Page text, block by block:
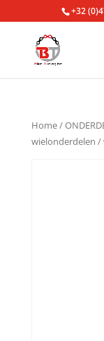
+32
Home/
wielonderdelen /